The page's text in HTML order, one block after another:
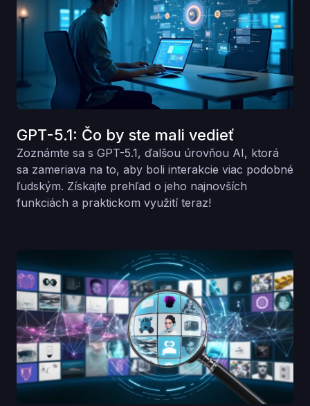
GPT-5.1: Čo by ste mali vedieť
Zoznámte sa s GPT-5.1, ďalšou úrovňou AI, ktorá
sa zameriava na to, aby boli interakcie viac podobné
ľudským. Získajte prehľad o jeho najnovších
funkciách a praktickom využití teraz!